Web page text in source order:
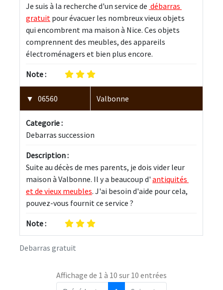
Debarras gratuit
Je suis à la recherche d'un service de débarras
gratuit pour évacuer les nombreux vieux objets
qui encombrent ma maison à Nice. Ces objets
comprennent des meubles, des appareils
électroménagers et bien plus encore.
Note :
06560 Valbonne
Categorie :
Debarras succession
Description :
Suite au décès de mes parents, je dois vider leur
maison à Valbonne. Il y a beaucoup d' antiquités
et de vieux meubles. J'ai besoin d'aide pour cela,
pouvez-vous fournit ce service ?
Note :
Affichage de 1 à 10 sur 10 entrées